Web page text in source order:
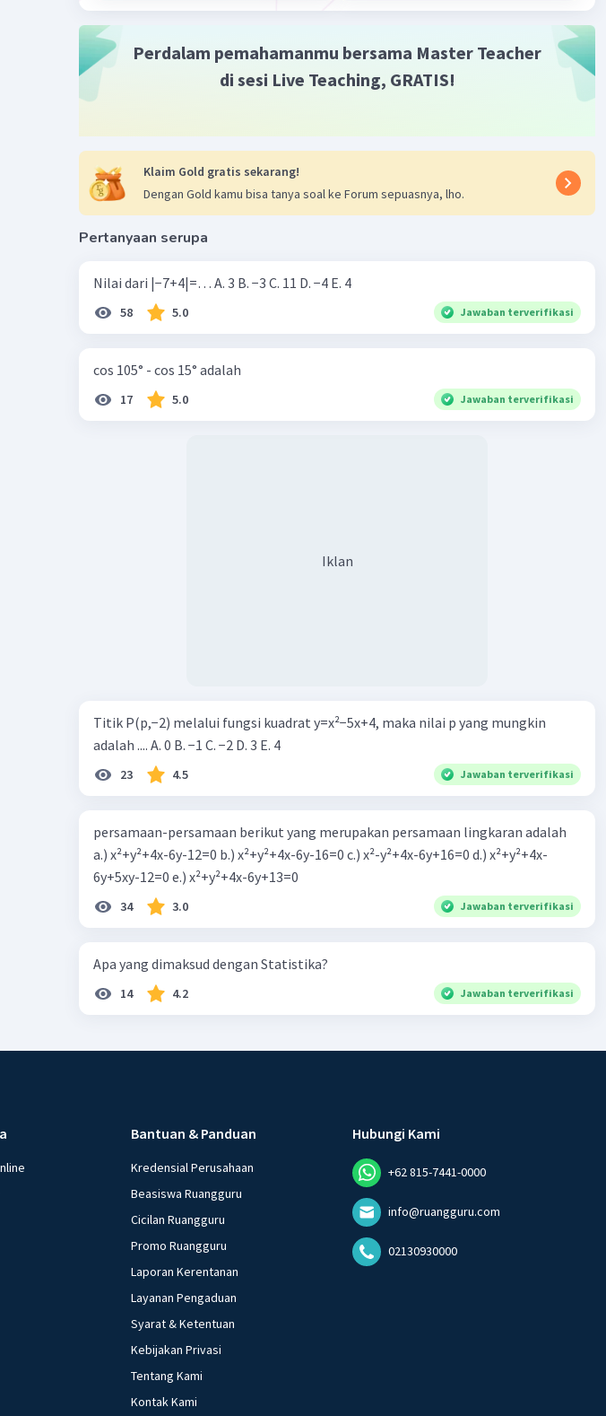
Perdalam pemahamanmu bersama Master Teacher
di sesi Live Teaching, GRATIS!
Klaim Gold gratis sekarang!
Dengan Gold kamu bisa tanya soal ke Forum sepuasnya, lho.
Pertanyaan serupa
Nilai dari |−7+4|=… A. 3 B. −3 C. 11 D. −4 E. 4
58 5.0 Jawaban terverifikasi
cos 105° - cos 15° adalah
17 5.0 Jawaban terverifikasi
Iklan
Titik P(p,−2) melalui fungsi kuadrat y=x²−5x+4, maka nilai p yang mungkin
adalah .... A. 0 B. −1 C. −2 D. 3 E. 4
23 4.5 Jawaban terverifikasi
persamaan-persamaan berikut yang merupakan persamaan lingkaran adalah
a.) x²+y²+4x-6y-12=0 b.) x²+y²+4x-6y-16=0 c.) x²-y²+4x-6y+16=0 d.) x²+y²+4x-
6y+5xy-12=0 e.) x²+y²+4x-6y+13=0
34 3.0 Jawaban terverifikasi
Apa yang dimaksud dengan Statistika?
14 4.2 Jawaban terverifikasi
Bantuan & Panduan
Kredensial Perusahaan
Beasiswa Ruangguru
Cicilan Ruangguru
Promo Ruangguru
Laporan Kerentanan
Layanan Pengaduan
Syarat & Ketentuan
Kebijakan Privasi
Tentang Kami
Kontak Kami
Hubungi Kami
+62 815-7441-0000
info@ruangguru.com
02130930000